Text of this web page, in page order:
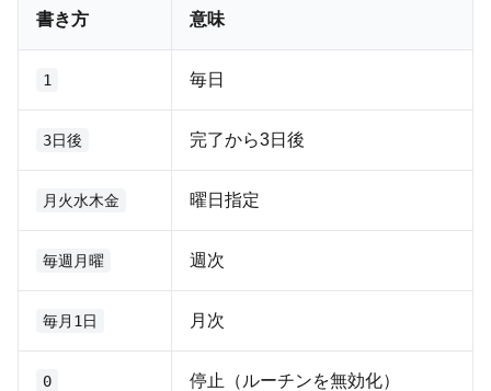
書き方 意味
1 毎日
3日後 完了から3日後
月火水木金 曜日指定
毎週月曜 週次
毎月1日 月次
0 停止（ルーチンを無効化）